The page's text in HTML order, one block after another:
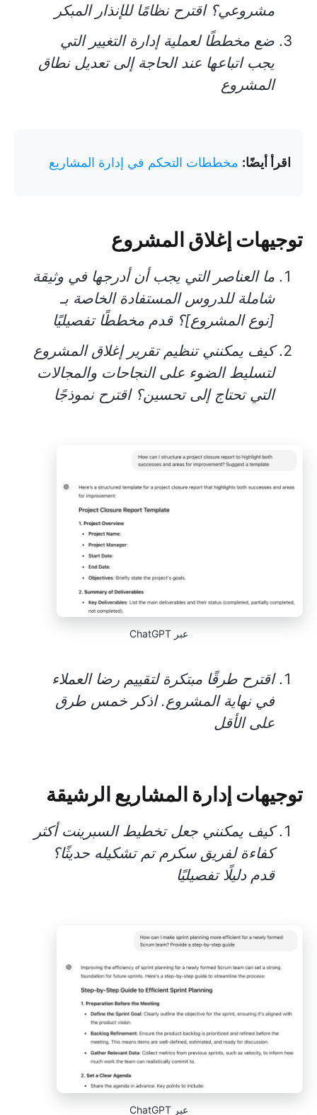
مشروعي؟ اقترح نظامًا للإنذار المبكر
ضع مخططًا لعملية إدارة التغيير التي
يجب اتباعها عند الحاجة إلى تعديل نطاق
المشروع
اقرأ أيضًا: مخططات التحكم في إدارة المشاريع
توجيهات إغلاق المشروع
ما العناصر التي يجب أن أدرجها في وثيقة
شاملة للدروس المستفادة الخاصة بـ
[نوع المشروع]؟ قدم مخططًا تفصيليًا
كيف يمكنني تنظيم تقرير إغلاق المشروع
لتسليط الضوء على النجاحات والمجالات
التي تحتاج إلى تحسين؟ اقترح نموذجًا
عبر ChatGPT
اقترح طرقًا مبتكرة لتقييم رضا العملاء
في نهاية المشروع. اذكر خمس طرق
على الأقل
توجيهات إدارة المشاريع الرشيقة
كيف يمكنني جعل تخطيط السبرينت أكثر
كفاءة لفريق سكرم تم تشكيله حديثًا؟
قدم دليلًا تفصيليًا
عبر ChatGPT